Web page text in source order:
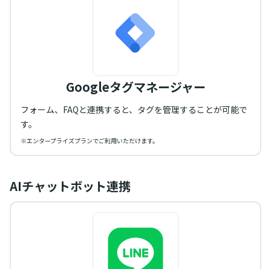
Googleタグマネージャー
フォーム、FAQと連携すると、タグを管理することが可能で
す。
※エンタープライズプランでご利用いただけます。
AIチャットボット連携